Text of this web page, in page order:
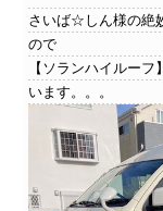
さいば☆しん様の絶
ので
【ソランハイルー
います。。。